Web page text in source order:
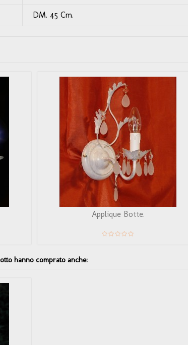
DM. 45 Cm.
Applique Botte.
hanno comprato anche: